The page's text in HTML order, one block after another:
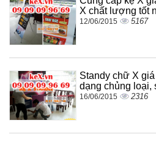
X chất lượng tốt
12/06/2015 5167
Standy chữ X
dạng chủng loại,
16/06/2015 2316